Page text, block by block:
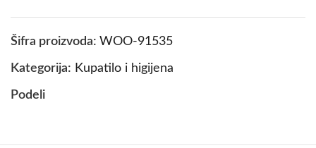
Šifra proizvoda: WOO-91535
Kategorija: Kupatilo i higijena
Podeli